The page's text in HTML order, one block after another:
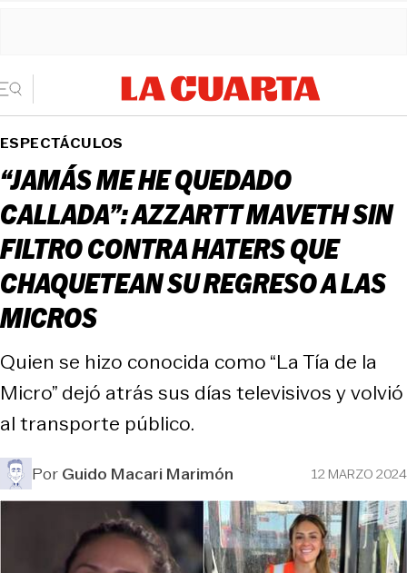
ESPECTÁCULOS
“JAMÁS ME HE QUEDADO
CALLADA”: AZZARTT MAVETH SIN
FILTRO CONTRA HATERS QUE
CHAQUETEAN SU REGRESO A LAS
MICROS
Quien se hizo conocida como “La Tía de la
Micro” dejó atrás sus días televisivos y volvió
al transporte público.
PorGuido Macari Marimón 12 MARZO 2024